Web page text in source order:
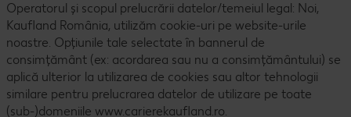
Operatorul și scopul prelucrării datelor/temeiul legal: Noi,
Kaufland România, utilizăm cookie-uri pe website-urile
noastre. Opțiunile tale selectate în bannerul de
consimțământ (ex: acordarea sau nu a consimțământului) se
aplică ulterior la utilizarea de cookies sau altor tehnologii
similare pentru prelucrarea datelor de utilizare pe toate
(sub-)domeniile www.carierekaufland.ro.